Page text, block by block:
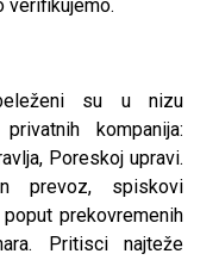
verifikujemo.
su u nizu
kompanija:
Poreskoj upravi.
prevoz, spiskovi
prekovremenih
Pritisci najteže